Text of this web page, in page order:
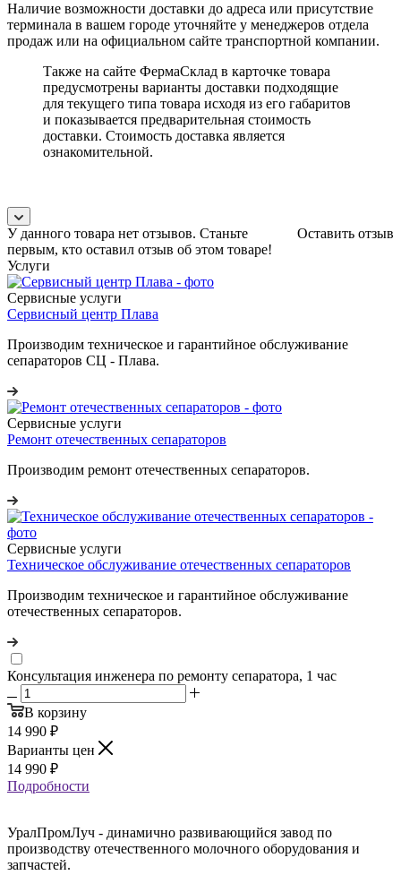
Наличие возможности доставки до адреса или присутствие
терминала в вашем городе уточняйте у менеджеров отдела
продаж или на официальном сайте транспортной компании.
Также на сайте ФермаСклад в карточке товара
предусмотрены варианты доставки подходящие
для текущего типа товара исходя из его габаритов
и показывается предварительная стоимость
доставки. Стоимость доставка является
ознакомительной.
Оставить отзыв
У данного товара нет отзывов. Станьте
первым, кто оставил отзыв об этом товаре!
Услуги
Сервисные услуги
Сервисный центр Плава
Производим техническое и гарантийное обслуживание
сепараторов СЦ - Плава.
Сервисные услуги
Ремонт отечественных сепараторов
Производим ремонт отечественных сепараторов.
Сервисные услуги
Техническое обслуживание отечественных сепараторов
Производим техническое и гарантийное обслуживание
отечественных сепараторов.
Консультация инженера по ремонту сепаратора, 1 час
В корзину
14 990 ₽
Варианты цен
14 990 ₽
Подробности
УралПромЛуч - динамично развивающийся завод по
производству отечественного молочного оборудования и
запчастей.